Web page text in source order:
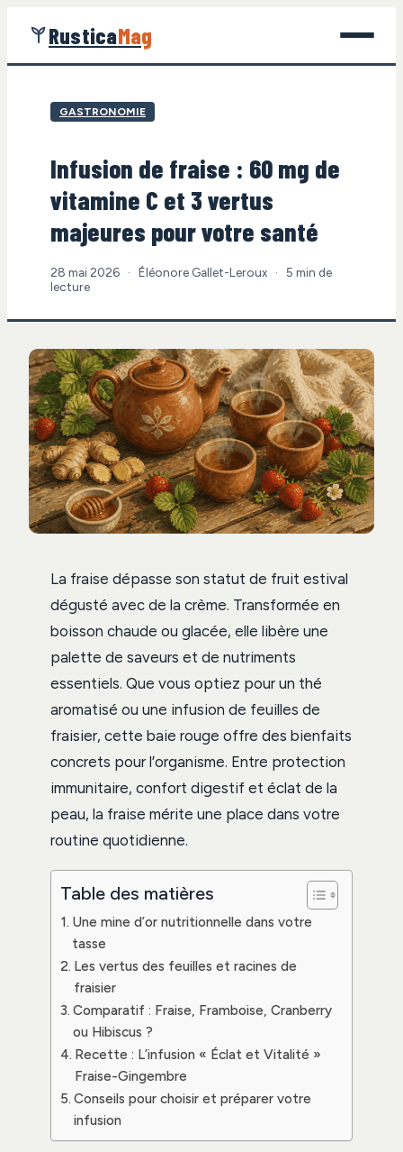
RusticaMag
Jardinage
Maison
Écologie
GASTRONOMIE
Infusion de fraise : 60 mg de
vitamine C et 3 vertus
majeures pour votre santé
28 mai 2026 · Éléonore Gallet-Leroux ·
5 min de
lecture
La fraise dépasse son statut de fruit estival
dégusté avec de la crème. Transformée en
boisson chaude ou glacée, elle libère une
palette de saveurs et de nutriments
essentiels. Que vous optiez pour un thé
aromatisé ou une infusion de feuilles de
fraisier, cette baie rouge offre des bienfaits
concrets pour l’organisme. Entre protection
immunitaire, confort digestif et éclat de la
peau, la fraise mérite une place dans votre
routine quotidienne.
Table des matières
Une mine d’or nutritionnelle dans votre
tasse
Les vertus des feuilles et racines de
fraisier
Comparatif : Fraise, Framboise, Cranberry
ou Hibiscus ?
Recette : L’infusion « Éclat et Vitalité »
Fraise-Gingembre
Conseils pour choisir et préparer votre
infusion